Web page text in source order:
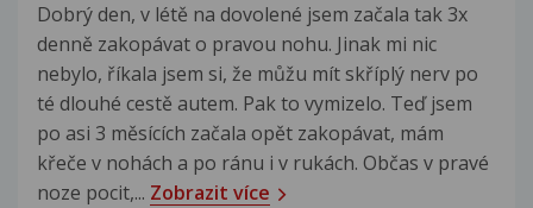
Dobrý den, v létě na dovolené jsem začala tak 3x
denně zakopávat o pravou nohu. Jinak mi nic
nebylo, říkala jsem si, že můžu mít skříplý nerv po
té dlouhé cestě autem. Pak to vymizelo. Teď jsem
po asi 3 měsících začala opět zakopávat, mám
křeče v nohách a po ránu i v rukách. Občas v pravé
noze pocit,... Zobrazit více